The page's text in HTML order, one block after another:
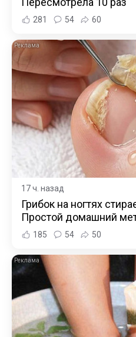
281 54 60
17 ч. назад
Грибок на ногтях
Простой домашний
185 54 50